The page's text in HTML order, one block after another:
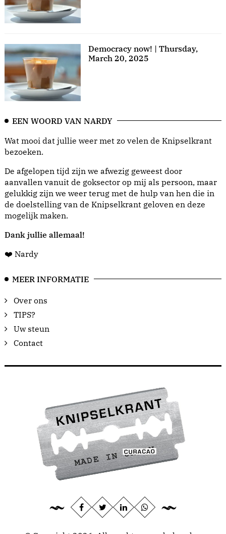
Democracy now! | Thursday,
March 20, 2025
EEN WOORD VAN NARDY
Wat mooi dat jullie weer met zo velen de Knipselkrant
bezoeken.
De afgelopen tijd zijn we afwezig geweest door
aanvallen vanuit de goksector op mij als persoon, maar
gelukkig zijn we weer terug met de hulp van hen die in
de doelstelling van de Knipselkrant geloven en deze
mogelijk maken.
Dank jullie allemaal!
❤️ Nardy
MEER INFORMATIE
Over ons
TIPS?
Uw steun
Contact